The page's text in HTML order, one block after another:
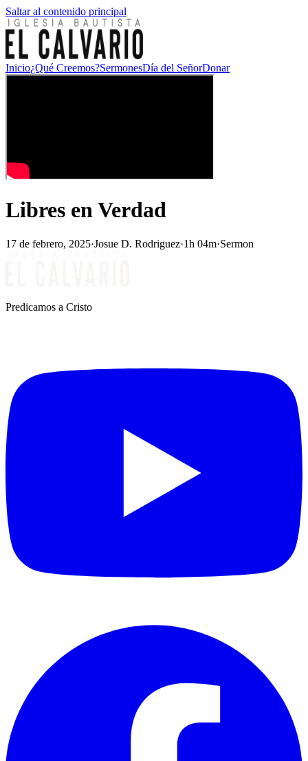
Saltar al contenido principal
Inicio¿Qué Creemos?SermonesDía del SeñorDonar
Libres en Verdad
17 de febrero, 2025·Josue D. Rodriguez·1h 04m·Sermon
Predicamos a Cristo